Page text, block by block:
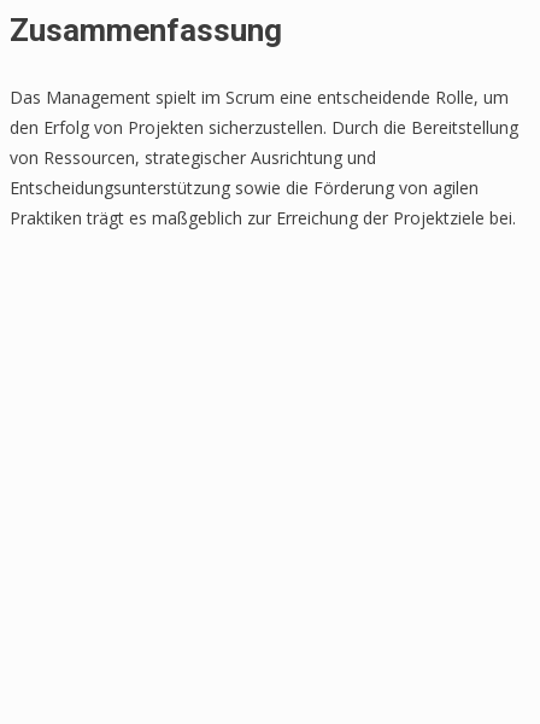
Zusammenfassung
Das Management spielt im Scrum eine entscheidende Rolle, um
den Erfolg von Projekten sicherzustellen. Durch die Bereitstellung
von Ressourcen, strategischer Ausrichtung und
Entscheidungsunterstützung sowie die Förderung von agilen
Praktiken trägt es maßgeblich zur Erreichung der Projektziele bei.